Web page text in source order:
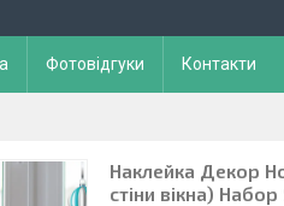
Фотовідгуки Контакти
Наклейка Декор
стіни вікна)